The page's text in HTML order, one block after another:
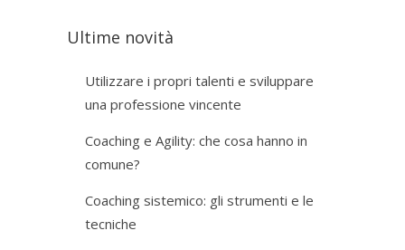
Ultime novità
Utilizzare i propri talenti e sviluppare
una professione vincente
Coaching e Agility: che cosa hanno in
comune?
Coaching sistemico: gli strumenti e le
tecniche